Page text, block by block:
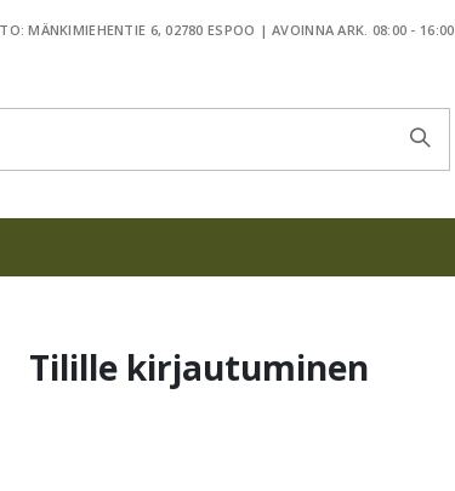
MÄNKIMIEHENTIE 6, 02780 ESPOO | AVOINNA ARK. 08:00 - 16:00
Tilille kirjautuminen